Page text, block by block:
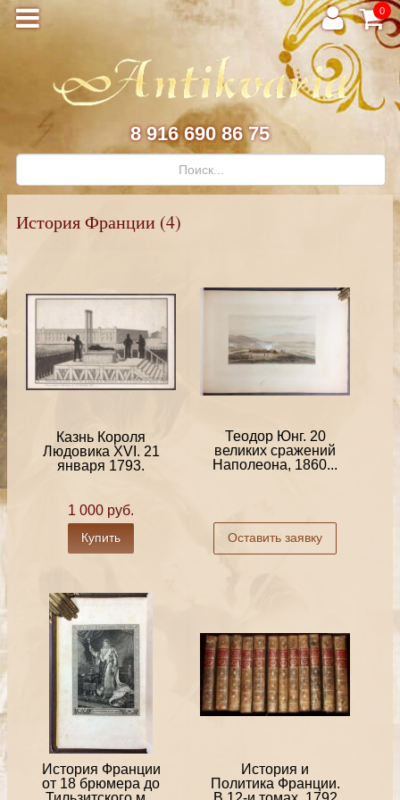
0
8 916 690 86 75
История Франции (4)
Казнь Короля
Людовика XVI. 21
января 1793.
1 000 руб.
Купить
Теодор Юнг. 20
великих сражений
Наполеона, 1860...
Оставить заявку
История Франции
от 18 брюмера до
История и
Политика Франции.